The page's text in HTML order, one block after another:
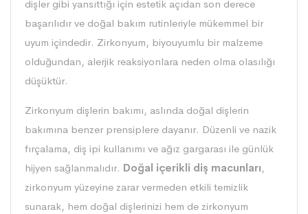
dişler gibi yansıttığı için estetik açıdan son derece
başarılıdır ve doğal bakım rutinleriyle mükemmel bir
uyum içindedir. Zirkonyum, biyouyumlu bir malzeme
olduğundan, alerjik reaksiyonlara neden olma olasılığı
düşüktür.
Zirkonyum dişlerin bakımı, aslında doğal dişlerin
bakımına benzer prensiplere dayanır. Düzenli ve nazik
fırçalama, diş ipi kullanımı ve ağız gargarası ile günlük
hijyen sağlanmalıdır. Doğal içerikli diş macunları,
zirkonyum yüzeyine zarar vermeden etkili temizlik
sunarak, hem doğal dişlerinizi hem de zirkonyum